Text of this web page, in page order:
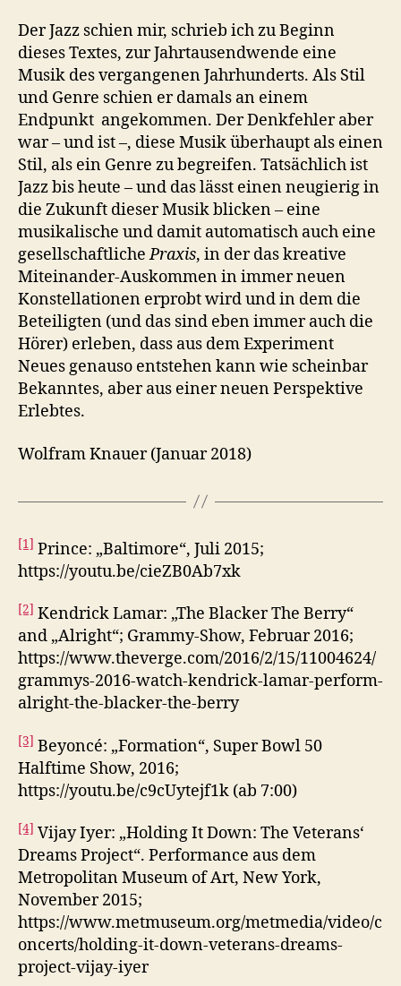
Der Jazz schien mir, schrieb ich zu Beginn
dieses Textes, zur Jahrtausendwende eine
Musik des vergangenen Jahrhunderts. Als Stil
und Genre schien er damals an einem
Endpunkt angekommen. Der Denkfehler aber
war – und ist –, diese Musik überhaupt als einen
Stil, als ein Genre zu begreifen. Tatsächlich ist
Jazz bis heute – und das lässt einen neugierig in
die Zukunft dieser Musik blicken – eine
musikalische und damit automatisch auch eine
gesellschaftlichePraxis, in der das kreative
Miteinander-Auskommen in immer neuen
Konstellationen erprobt wird und in dem die
Beteiligten (und das sind eben immer auch die
Hörer) erleben, dass aus dem Experiment
Neues genauso entstehen kann wie scheinbar
Bekanntes, aber aus einer neuen Perspektive
Erlebtes.
Wolfram Knauer (Januar 2018)
[1] Prince: „Baltimore“, Juli 2015;
https://youtu.be/cieZB0Ab7xk
[2] Kendrick Lamar: „The Blacker The Berry“
and „Alright“; Grammy-Show, Februar 2016;
https://www.theverge.com/2016/2/15/11004624/
grammys-2016-watch-kendrick-lamar-perform-
alright-the-blacker-the-berry
[3] Beyoncé: „Formation“, Super Bowl 50
Halftime Show, 2016;
https://youtu.be/c9cUytejf1k (ab 7:00)
[4] Vijay Iyer: „Holding It Down: The Veterans‘
Dreams Project“. Performance aus dem
Metropolitan Museum of Art, New York,
November 2015;
https://www.metmuseum.org/metmedia/video/c
oncerts/holding-it-down-veterans-dreams-
project-vijay-iyer